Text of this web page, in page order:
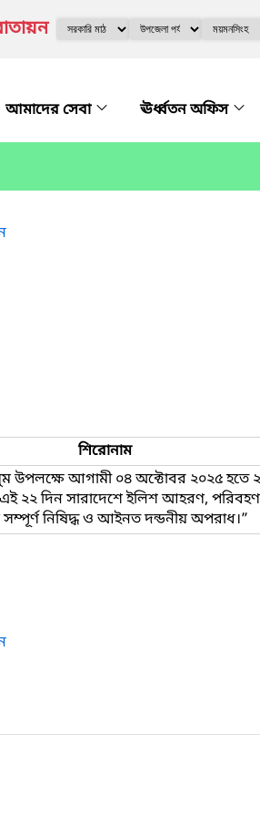
আমাদের সেবা ঊর্ধ্বতন অফিস
শিরোনাম
উপলক্ষে আগামী ০৪ অক্টোবর ২০২৫ হতে
এই ২২ দিন সারাদেশে ইলিশ আহরণ,
নিষিদ্ধ ও আইনত দন্ডনীয় অপরাধ।”